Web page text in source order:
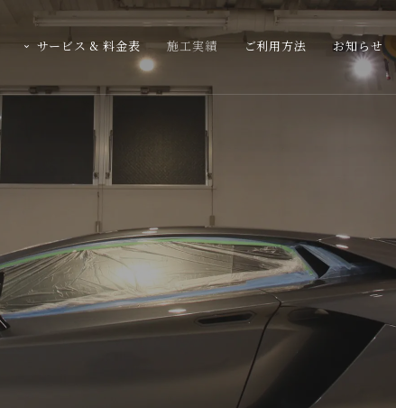
サービス & 料金表 施工実績 ご利用方法 お知らせ